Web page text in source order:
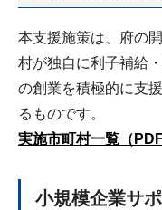
本支援施策は、府の
村が独自に利子補給
の創業を積極的に支
るものです。
実施市町村一覧（
小規模企業サ